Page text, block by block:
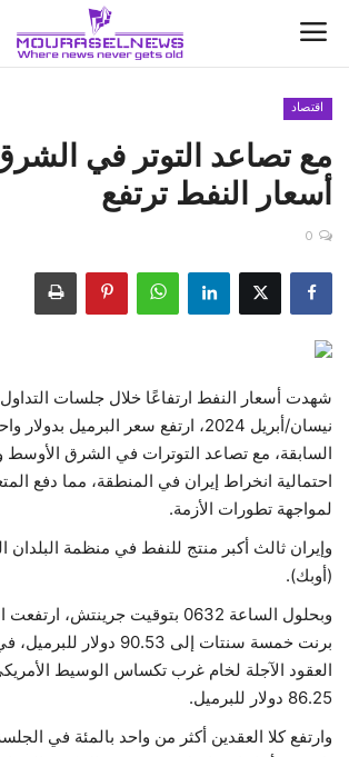
الأخبار
كتّابنا
اقتصاد
رياضة
فيديو
حياة
اقتصاد
مع تصاعد التوتر في
أسعار النفط ترتفع
0
نيسان/أبريل 2024، ارتفع سعر البرميل
السابقة، مع تصاعد التوترات في الشرق الأوسط
احتمالية انخراط إيران في المنطقة، مما دفع
لمواجهة تطورات الأزمة.
وإيران ثالث أكبر منتج للنفط في منظمة البلدان
(أوبك).
وبحلول الساعة 0632 بتوقيت جرينتش،
برنت خمسة سنتات إلى 90.53
العقود الآجلة لخام غرب تكساس الوسيط
86.25 دولار للبرميل.
وارتفع كلا العقدين أكثر من واحد بالمئة في